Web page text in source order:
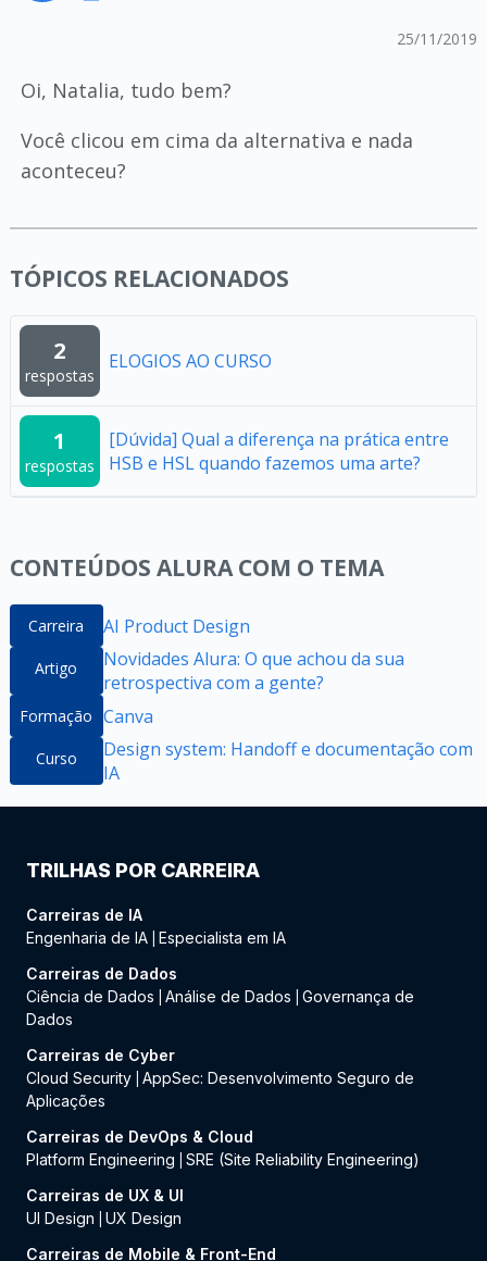
25/11/2019
Oi, Natalia, tudo bem?
Você clicou em cima da alternativa e nada
aconteceu?
TÓPICOS RELACIONADOS
2
respostas
ELOGIOS AO CURSO
1
respostas
[Dúvida] Qual a diferença na prática entre
HSB e HSL quando fazemos uma arte?
CONTEÚDOS ALURA COM O TEMA
Carreira AI Product Design
Artigo
Novidades Alura: O que achou da sua
retrospectiva com a gente?
Formação Canva
Curso
Design system: Handoff e documentação com
IA
TRILHAS POR CARREIRA
Carreiras de IA
Engenharia de IA Especialista em IA
Carreiras de Dados
Ciência de Dados
Análise de Dados
Governança de
Dados
Carreiras de Cyber
Cloud Security AppSec: Desenvolvimento Seguro de
Aplicações
Carreiras de DevOps & Cloud
Platform Engineering
SRE (Site Reliability Engineering)
Carreiras de UX & UI
UI Design
UX Design
Carreiras de Mobile & Front-End